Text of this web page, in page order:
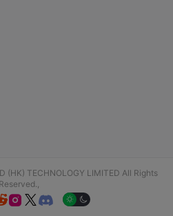
(HK) TECHNOLOGY LIMITED All Rights
Reserved.,
  